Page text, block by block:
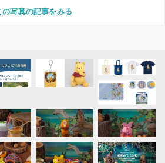
の写真の記事をみる